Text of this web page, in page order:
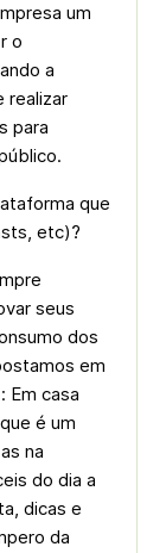
um
o
a
realizar
para
que
etc)?
seus
dos
em
Em casa
é um
na
do dia a
dicas e
da